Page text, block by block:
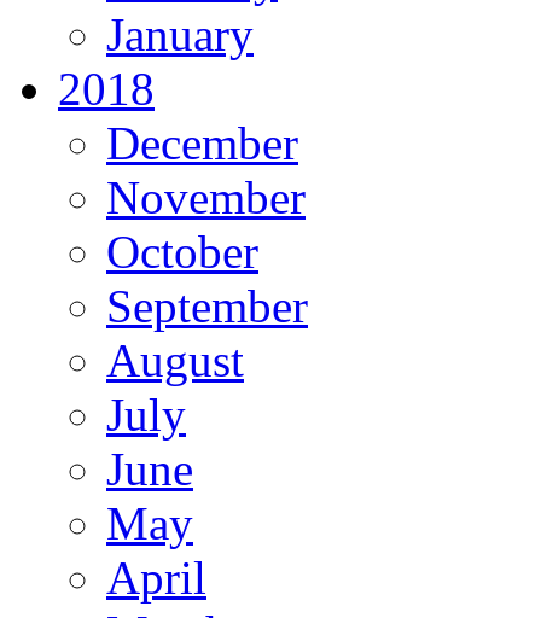
January
2018
December
November
October
September
August
July
June
May
April